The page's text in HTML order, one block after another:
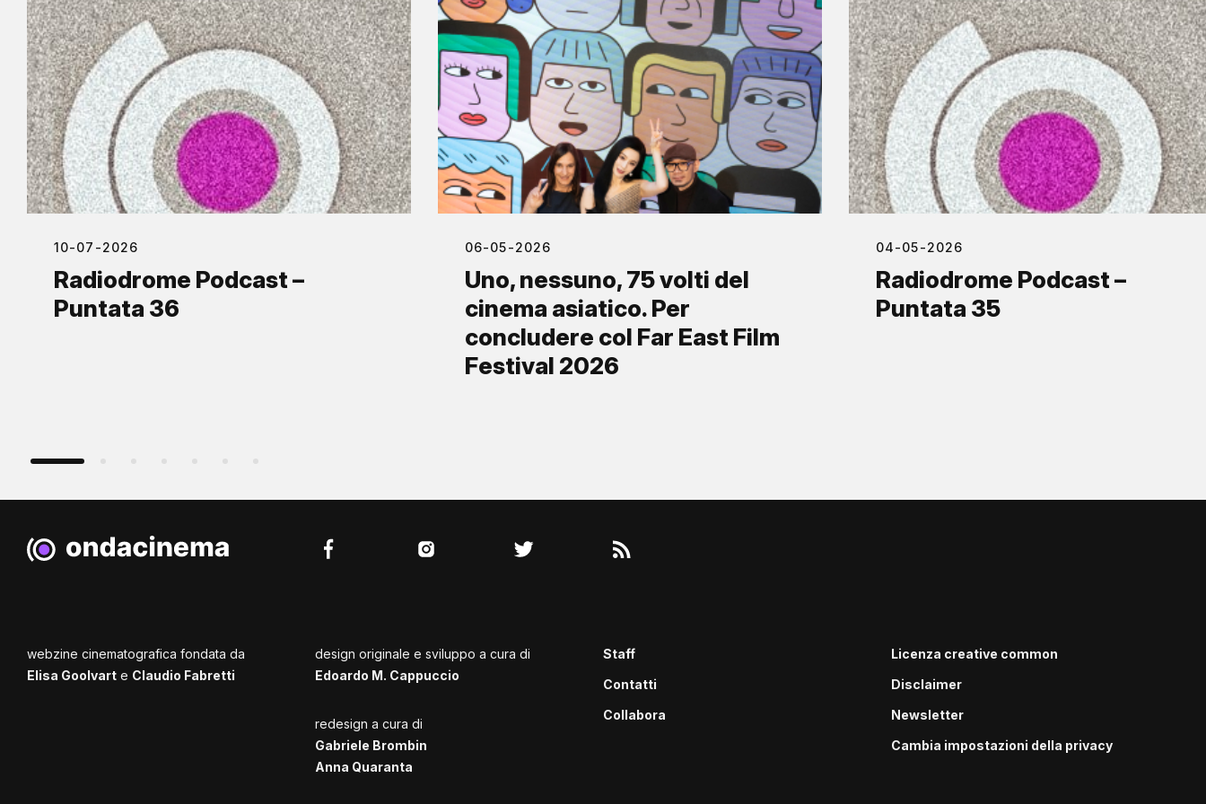
10-07-2026
Radiodrome Podcast –
Puntata 36
06-05-2026
Uno, nessuno, 75 volti del
cinema asiatico. Per
concludere col Far East Film
Festival 2026
04-05-2026
Radiodrome Podcast –
Puntata 35
webzine cinematografica fondata da
Elisa Goolvart e Claudio Fabretti
design originale e sviluppo a cura di
Edoardo M. Cappuccio
redesign a cura di
Gabriele Brombin
Anna Quaranta
Staff
Contatti
Collabora
Licenza creative common
Disclaimer
Newsletter
Cambia impostazioni della privacy